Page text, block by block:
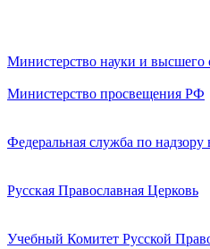
Министерство науки и высшего
Министерство просвещения РФ
Федеральная служба по надзору
Русская Православная Церковь
Учебный Комитет Русской